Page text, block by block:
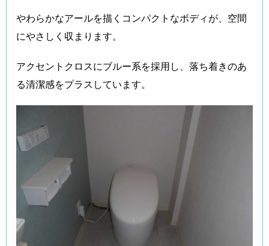
やわらかなアールを描くコンパクトなボディが、空間
にやさしく収まります。
アクセントクロスにブルー系を採用し、落ち着きのあ
る清潔感をプラスしています。